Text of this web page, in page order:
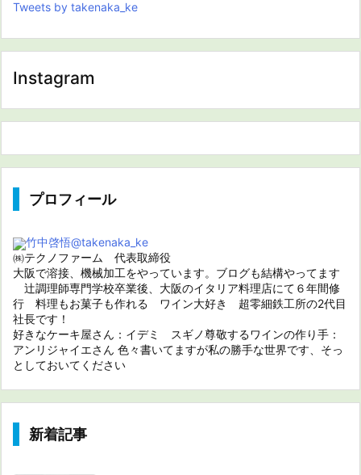
Tweets by takenaka_ke
Instagram
プロフィール
竹中啓悟@takenaka_ke
㈱テクノファーム 代表取締役
大阪で溶接、機械加工をやっています。ブログも結構やってます
辻調理師専門学校卒業後、大阪のイタリア料理店にて６年間修
行 料理もお菓子も作れる ワイン大好き 超零細鉄工所の2代目
社長です！
好きなケーキ屋さん：イデミ スギノ尊敬するワインの作り手：
アンリジャイエさん 色々書いてますが私の勝手な世界です、そっ
としておいてください
新着記事